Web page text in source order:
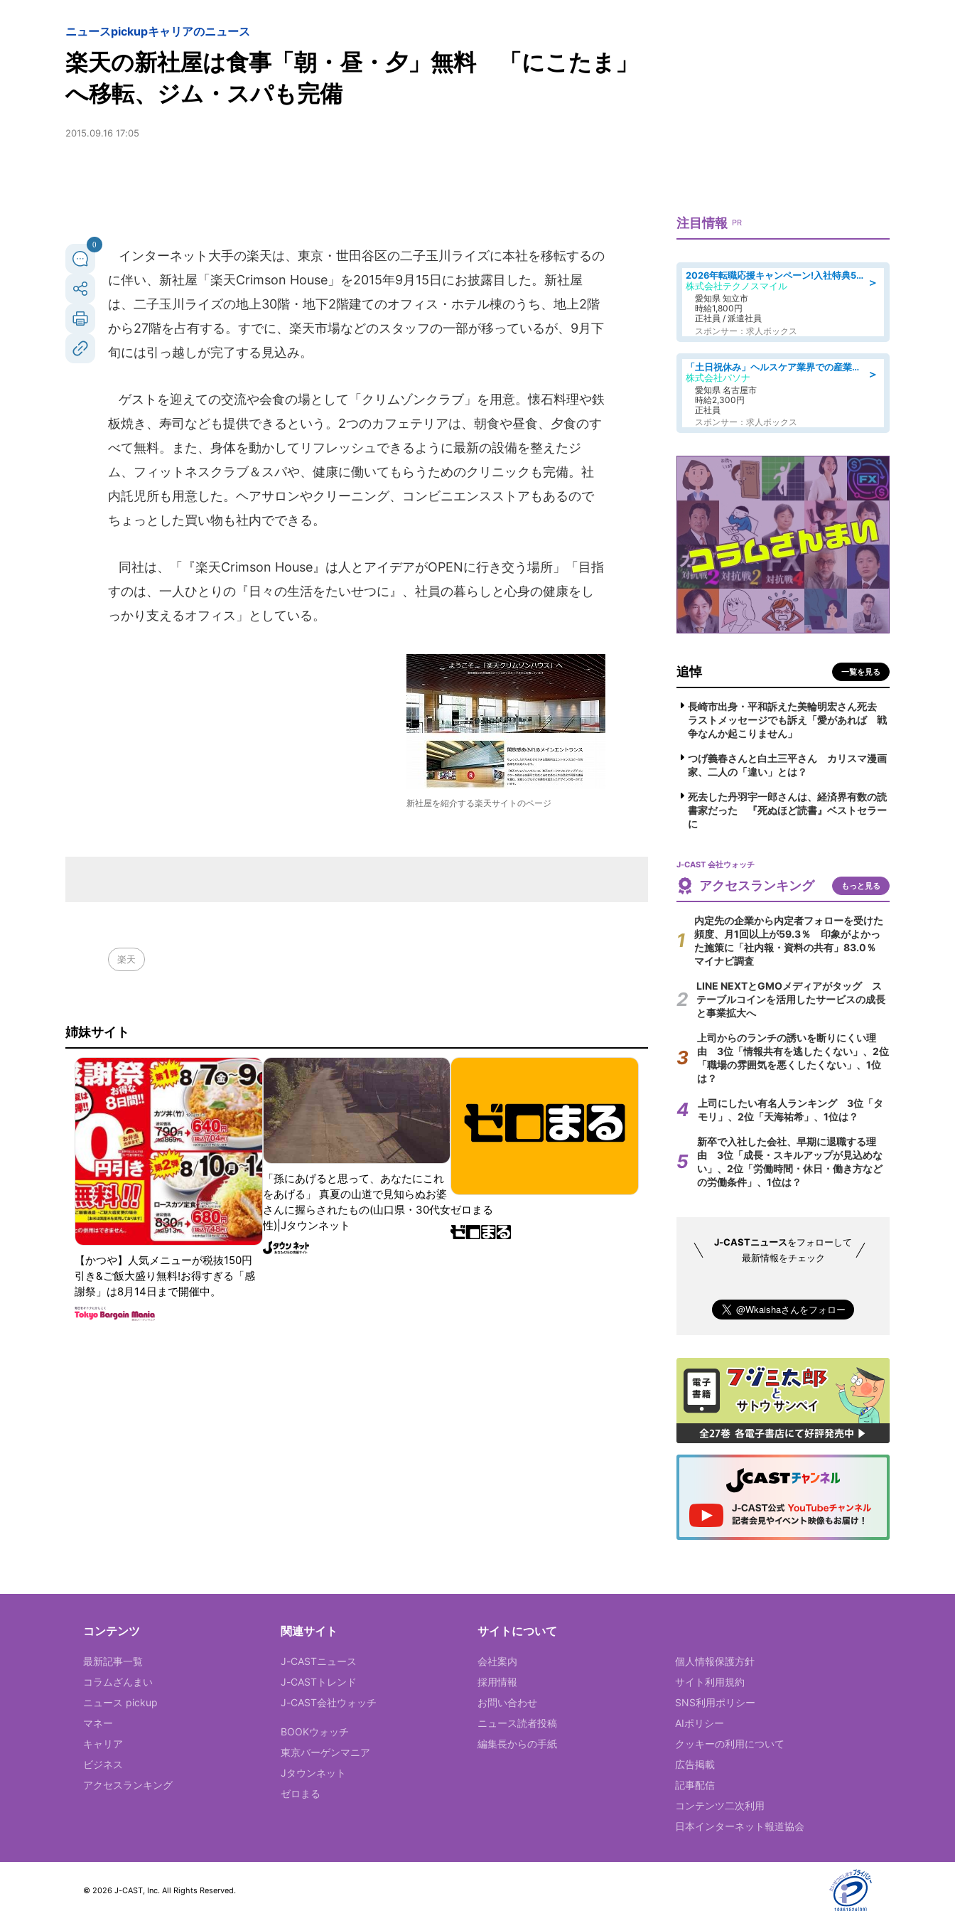
ニュースpickupキャリアのニュース
楽天の新社屋は食事「朝・昼・夕」無料 「にこたま」
へ移転、ジム・スパも完備
2015.09.16 17:05
0
インターネット大手の楽天は、東京・世田谷区の二子玉川ライズに本社を移転するの
に伴い、新社屋「楽天Crimson House」を2015年9月15日にお披露目した。新社屋
は、二子玉川ライズの地上30階・地下2階建てのオフィス・ホテル棟のうち、地上2階
から27階を占有する。すでに、楽天市場などのスタッフの一部が移っているが、9月下
旬には引っ越しが完了する見込み。
ゲストを迎えての交流や会食の場として「クリムゾンクラブ」を用意。懐石料理や鉄
板焼き、寿司なども提供できるという。2つのカフェテリアは、朝食や昼食、夕食のす
べて無料。また、身体を動かしてリフレッシュできるように最新の設備を整えたジ
ム、フィットネスクラブ＆スパや、健康に働いてもらうためのクリニックも完備。社
内託児所も用意した。ヘアサロンやクリーニング、コンビニエンスストアもあるので
ちょっとした買い物も社内でできる。
同社は、「『楽天Crimson House』は人とアイデアがOPENに行き交う場所」「目指
すのは、一人ひとりの『日々の生活をたいせつに』、社員の暮らしと心身の健康をし
っかり支えるオフィス」としている。
新社屋を紹介する楽天サイトのページ
楽天
姉妹サイト
【かつや】人気メニューが税抜150円
引き&ご飯大盛り無料!お得すぎる「感
謝祭」は8月14日まで開催中。
「孫にあげると思って、あなたにこれ
をあげる」 真夏の山道で見知らぬお婆
さんに握らされたもの(山口県・30代女
性)|Jタウンネット
ゼロまる
注目情報 PR
＞
2026年転職応援キャンペーン!入社特典58万円/デンソーで働こう!自動車工場で小型部品の検査業務 denso aichi
株式会社テクノスマイル
愛知県 知立市
時給1,800円
正社員 / 派遣社員
スポンサー：求人ボックス
＞
「土日祝休み」ヘルスケア業界での産業保健師業務/看護師/高時給/未経験OK/要資格:正看護師
株式会社パソナ
愛知県 名古屋市
時給2,300円
正社員
スポンサー：求人ボックス
追悼 一覧を見る
長崎市出身・平和訴えた美輪明宏さん死去
ラストメッセージでも訴え「愛があれば 戦
争なんか起こりません」
つげ義春さんと白土三平さん カリスマ漫画
家、二人の「違い」とは？
死去した丹羽宇一郎さんは、経済界有数の読
書家だった 『死ぬほど読書』ベストセラー
に
J-CAST 会社ウォッチ
アクセスランキング もっと見る
内定先の企業から内定者フォローを受けた
頻度、月1回以上が59.3％ 印象がよかっ
た施策に「社内報・資料の共有」83.0％
マイナビ調査
LINE NEXTとGMOメディアがタッグ ス
テーブルコインを活用したサービスの成長
と事業拡大へ
上司からのランチの誘いを断りにくい理
由 3位「情報共有を逃したくない」、2位
「職場の雰囲気を悪くしたくない」、1位
は？
上司にしたい有名人ランキング 3位「タ
モリ」、2位「天海祐希」、1位は？
新卒で入社した会社、早期に退職する理
由 3位「成長・スキルアップが見込めな
い」、2位「労働時間・休日・働き方など
の労働条件」、1位は？
J-CASTニュースをフォローして
最新情報をチェック
コンテンツ
最新記事一覧
コラムざんまい
ニュース pickup
マネー
キャリア
ビジネス
アクセスランキング
関連サイト
J-CASTニュース
J-CASTトレンド
J-CAST会社ウォッチ
BOOKウォッチ
東京バーゲンマニア
Jタウンネット
ゼロまる
サイトについて
会社案内
採用情報
お問い合わせ
ニュース読者投稿
編集長からの手紙
個人情報保護方針
サイト利用規約
SNS利用ポリシー
AIポリシー
クッキーの利用について
広告掲載
記事配信
コンテンツ二次利用
日本インターネット報道協会
© 2026 J-CAST, Inc. All Rights Reserved.